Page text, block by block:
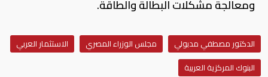
ومعالجة مشكلات البطالة والطاقة.
الدكتور مصطفي مدبولي مجلس الوزراء المصري
الاستثمار العربي
البنوك المركزية العربية